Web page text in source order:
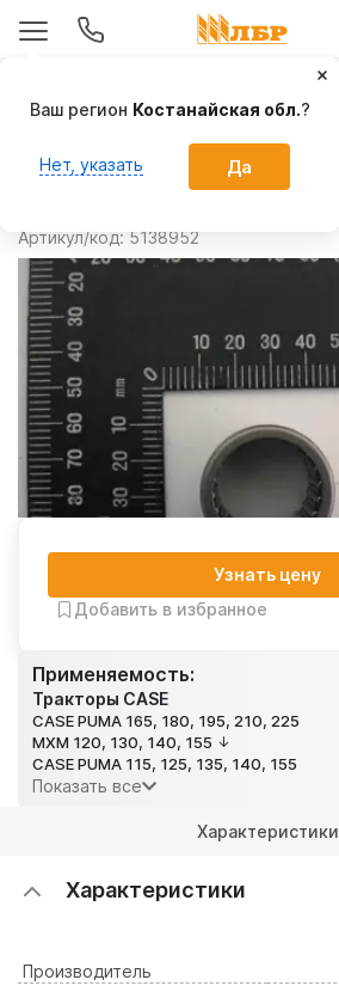
Подшипник 5138952
Артикул/код: 5138952
Применяемость:
Тракторы CASE
CASE PUMA 165, 180, 195, 210, 225
MXM 120, 130, 140, 155
CASE PUMA 115, 125, 135, 140, 155
Показать все
Узнать цену
Добавить в избранное
Характеристики
Характеристики
Производитель
Ваш регион Костанайская обл.?
Нет, указать Да